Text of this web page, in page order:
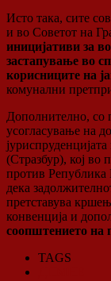
Исто така, сите
и во Советот на
иницијативи за
застапување во
корисниците на
комунални
Дополнително, со
усогласување на
(Стразбур), кој во
против Република
дека
претставува
конвенција и
соопштението на
TAGS